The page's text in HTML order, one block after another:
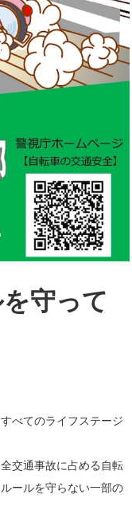
守って
べてのライフステージ
交通事故に占める自転
ールを守らない一部の